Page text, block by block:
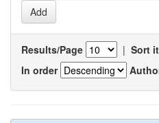
Results/Page | Sort
In order